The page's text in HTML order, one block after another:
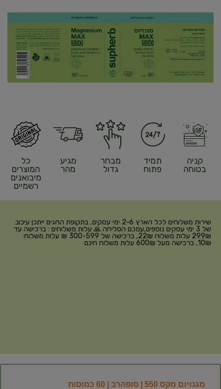
קניה
בטוחה
תמיד
פתוח
מבחר
גדול
מגיע
מהר
כל
המוצרים
מיבואנים
רשמיים
שירות משלוחים לכל הארץ 2-6 ימי עסקים, בתקופת החגים ייתכן עיכוב
של 3 ימי עסקים נוספים,עמכם הסליחה 🙏 עלות משלוחים : ברכישה עד
299₪ עלות משלוח 22₪, ברכישה של 300-599 ₪ עלות משלוח:
10₪, ברכישה מעל 600₪ עלות משלוח חינם
מגנזיום מקס 550 | סופהרב | 60 כמוסות